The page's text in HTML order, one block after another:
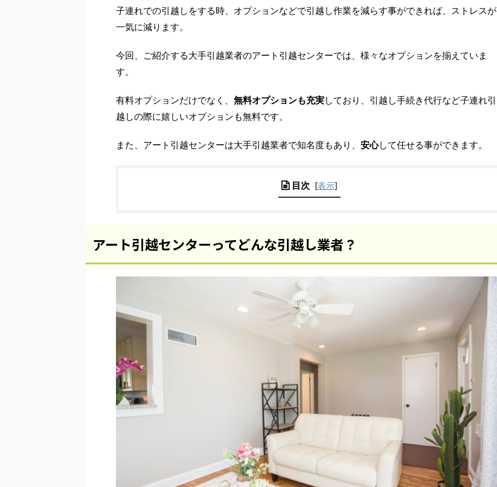
子連れでの引越しをする時、オプションなどで引越し作業を減らす事ができれば、ストレスが
一気に減ります。
今回、ご紹介する大手引越業者のアート引越センターでは、様々なオプションを揃えていま
す。
有料オプションだけでなく、 無料オプションも充実しており、引越し手続き代行など子連れ引
越しの際に嬉しいオプションも無料です。
また、アート引越センターは大手引越業者で知名度もあり、 安心して任せる事ができます。
目次 [表示]
アート引越センターってどんな引越し業者？